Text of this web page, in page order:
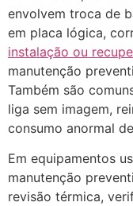
envolvem troca de
em placa lógica,
instalação ou
manutenção
Também são
liga sem imagem,
consumo anormal
Em equipamentos
manutenção
revisão térmica,